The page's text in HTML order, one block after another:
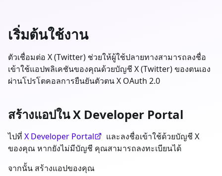
เริ่มต้นใช้งาน
ตัวเชื่อมต่อ X (Twitter) ช่วยให้ผู้ใช้ปลายทางสามารถลงชื่อ
เข้าใช้แอปพลิเคชันของคุณด้วยบัญชี X (Twitter) ของตนเอง
ผ่านโปรโตคอลการยืนยันตัวตน X OAuth 2.0
สร้างแอปใน X Developer Portal
ไปที่ X Developer Portal
และลงชื่อเข้าใช้ด้วยบัญชี X
ของคุณ หากยังไม่มีบัญชี คุณสามารถลงทะเบียนได้
จากนั้น สร้างแอปของคุณ